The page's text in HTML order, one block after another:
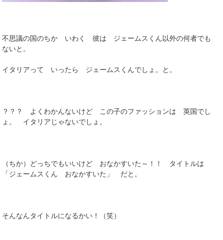
不思議の国のちか いわく 彼は ジェームスくん以外の何者でも
ないと。
イタリアって いったら ジェームスくんでしょ。と。
？？？ よくわかんないけど この子のファッションは 英国でし
ょ。 イタリアじゃないでしょ。
（ちか）どっちでもいいけど おなかすいた～！！ タイトルは
「ジェームスくん おなかすいた」 だと。
そんなんタイトルになるかい！（笑）